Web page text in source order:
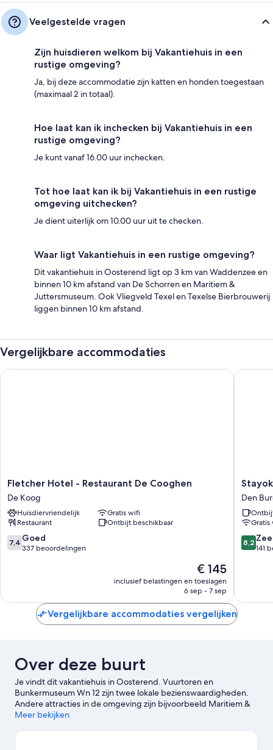
Veelgestelde vragen
Zijn huisdieren welkom bij Vakantiehuis in een
rustige omgeving?
Ja, bij deze accommodatie zijn katten en honden toegestaan
(maximaal 2 in totaal).
Hoe laat kan ik inchecken bij Vakantiehuis in een
rustige omgeving?
Je kunt vanaf 16.00 uur inchecken.
Tot hoe laat kan ik bij Vakantiehuis in een rustige
omgeving uitchecken?
Je dient uiterlijk om 10.00 uur uit te checken.
Waar ligt Vakantiehuis in een rustige omgeving?
Dit vakantiehuis in Oosterend ligt op 3 km van Waddenzee en
binnen 10 km afstand van De Schorren en Maritiem &
Juttersmuseum. Ook Vliegveld Texel en Texelse Bierbrouwerij
liggen binnen 10 km afstand.
Vergelijkbare accommodaties
Fletcher
Hotel
-
Restaurant
De
Cooghen
De
Fletcher Hotel - Restaurant De Cooghen
De Koog
Huisdiervriendelijk
Gratis wifi
Restaurant
Ontbijt beschikbaar
7.4
van
7,4 Goed
337 beoordelingen
De
prijs
is
€ 145
inclusief belastingen en toeslagen
6 sep - 7 sep
Fletcher Hotel - Restaurant De Cooghen
Texel-
Hostel
Den
Burg
Den
Gratis
8.2
van
8,2
141
Vergelijkbare accommodaties vergelijken
Over deze buurt
Je vindt dit vakantiehuis in Oosterend. Vuurtoren en
Bunkermuseum Wn 12 zijn twee lokale bezienswaardigheden.
Andere attracties in de omgeving zijn bijvoorbeeld Maritiem &
Juttersmuseum en Surfschool Foamball. Marinemuseum en
Bekijk onze reisgids voor Oosterend
Meer bekijken